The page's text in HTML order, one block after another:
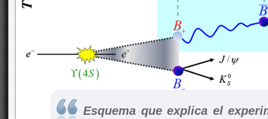
Esquema que explica el